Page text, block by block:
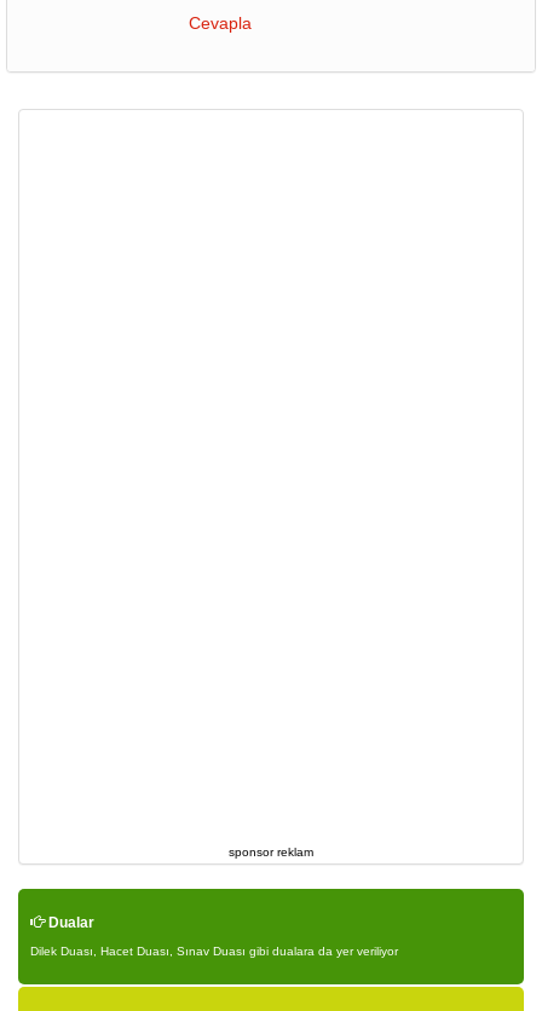
Cevapla
sponsor reklam
Dualar
Dilek Duası, Hacet Duası, Sınav Duası gibi dualara da yer veriliyor